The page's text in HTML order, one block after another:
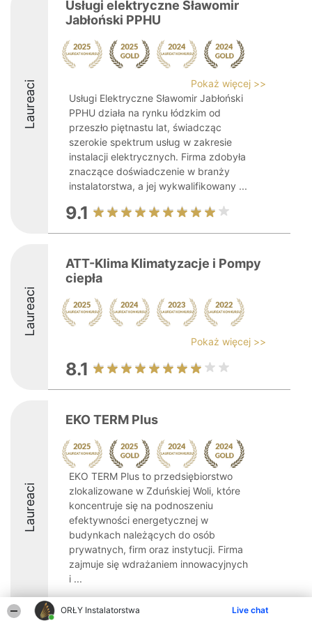
ORŁY Instalatorstwa Live chat
Laureaci
Usługi elektryczne Sławomir
Jabłoński PPHU
Pokaż więcej >>
Usługi Elektryczne Sławomir Jabłoński
PPHU działa na rynku łódzkim od
przeszło piętnastu lat, świadcząc
szerokie spektrum usług w zakresie
instalacji elektrycznych. Firma zdobyła
znaczące doświadczenie w branży
instalatorstwa, a jej wykwalifikowany ...
9.1
Laureaci
ATT-Klima Klimatyzacje i Pompy
ciepła
Pokaż więcej >>
8.1
Laureaci
EKO TERM Plus
EKO TERM Plus to przedsiębiorstwo
zlokalizowane w Zduńskiej Woli, które
koncentruje się na podnoszeniu
efektywności energetycznej w
budynkach należących do osób
prywatnych, firm oraz instytucji. Firma
zajmuje się wdrażaniem innowacyjnych
i ...
9.9